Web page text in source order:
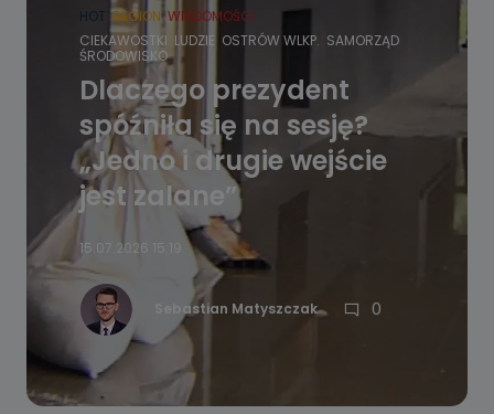
HOT REGION WIADOMOŚCI
CIEKAWOSTKI LUDZIE OSTRÓW WLKP. SAMORZĄD
ŚRODOWISKO
Dlaczego prezydent
spóźniła się na sesję?
„Jedno i drugie wejście
jest zalane”
15.07.2026 15:19
Sebastian Matyszczak 0